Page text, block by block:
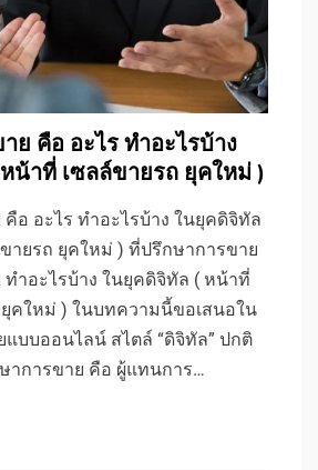
ย คือ อะไร ทําอะไรบ้าง
น้าที่ เซลล์ขายรถ ยุคใหม่ )
อ อะไร ทําอะไรบ้าง ในยุคดิจิทัล
ายรถ ยุคใหม่ ) ที่ปรึกษาการขาย
าอะไรบ้าง ในยุคดิจิทัล ( หน้าที่
คใหม่ ) ในบทความนี้ขอเสนอใน
บบออนไลน์ สไตล์ “ดิจิทัล” ปกติ
าการขาย คือ ผู้แทนการ…